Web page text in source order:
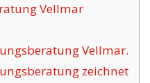
Vellmar
Vellmar.
zeichnet